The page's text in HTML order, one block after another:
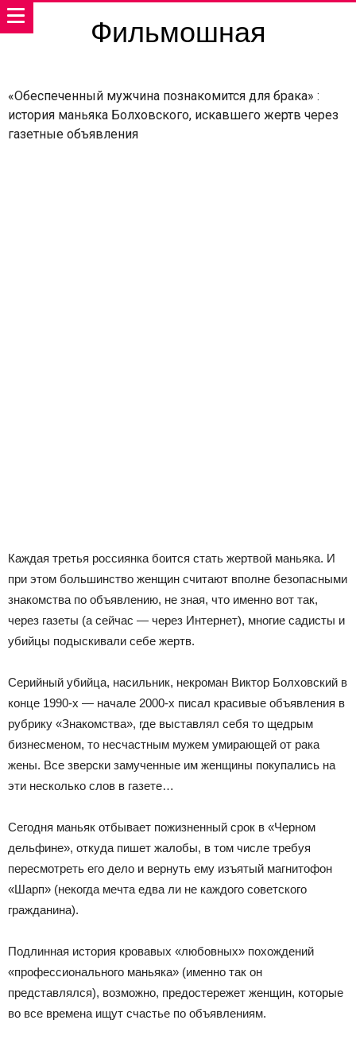
Фильмошная
«Обеспеченный мужчина познакомится для брака» :
история маньяка Болховского, искавшего жертв через
газетные объявления
Каждая третья россиянка боится стать жертвой маньяка. И
при этом большинство женщин считают вполне безопасными
знакомства по объявлению, не зная, что именно вот так,
через газеты (а сейчас — через Интернет), многие садисты и
убийцы подыскивали себе жертв.
Серийный убийца, насильник, некроман Виктор Болховский в
конце 1990-х — начале 2000-х писал красивые объявления в
рубрику «Знакомства», где выставлял себя то щедрым
бизнесменом, то несчастным мужем умирающей от рака
жены. Все зверски замученные им женщины покупались на
эти несколько слов в газете…
Сегодня маньяк отбывает пожизненный срок в «Черном
дельфине», откуда пишет жалобы, в том числе требуя
пересмотреть его дело и вернуть ему изъятый магнитофон
«Шарп» (некогда мечта едва ли не каждого советского
гражданина).
Подлинная история кровавых «любовных» похождений
«профессионального маньяка» (именно так он
представлялся), возможно, предостережет женщин, которые
во все времена ищут счастье по объявлениям.